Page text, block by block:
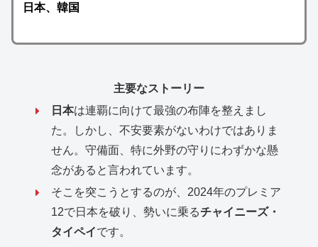
日本、韓国
主要なストーリー
日本は連覇に向けて最強の布陣を整えまし
た。しかし、不安要素がないわけではありま
せん。守備面、特に外野の守りにわずかな懸
念があると言われています。
そこを突こうとするのが、2024年のプレミア
12で日本を破り、勢いに乗るチャイニーズ・
タイペイです。